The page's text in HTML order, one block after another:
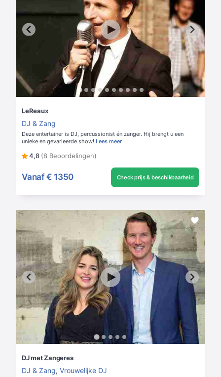
LeReaux
DJ & Zang
Deze entertainer is DJ, percussionist én zanger. Hij brengt u een
unieke en gevarieerde show! Lees meer
4,8 (8 Beoordelingen)
Vanaf € 1350 Check prijs & beschikbaarheid
DJ met Zangeres
DJ & Zang, Vrouwelijke DJ